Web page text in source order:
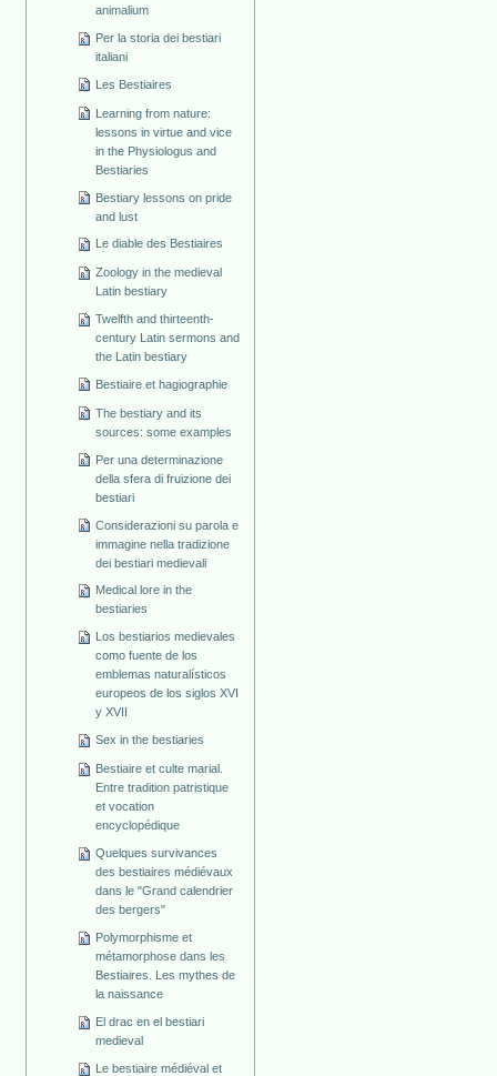
animalium
Per la storia dei bestiari
italiani
Les Bestiaires
Learning from nature:
lessons in virtue and vice
in the Physiologus and
Bestiaries
Bestiary lessons on pride
and lust
Le diable des Bestiaires
Zoology in the medieval
Latin bestiary
Twelfth and thirteenth-
century Latin sermons and
the Latin bestiary
Bestiaire et hagiographie
The bestiary and its
sources: some examples
Per una determinazione
della sfera di fruizione dei
bestiari
Considerazioni su parola e
immagine nella tradizione
dei bestiari medievali
Medical lore in the
bestiaries
Los bestiarios medievales
como fuente de los
emblemas naturalísticos
europeos de los siglos XVI
y XVII
Sex in the bestiaries
Bestiaire et culte marial.
Entre tradition patristique
et vocation
encyclopédique
Quelques survivances
des bestiaires médiévaux
dans le "Grand calendrier
des bergers"
Polymorphisme et
métamorphose dans les
Bestiaires. Les mythes de
la naissance
El drac en el bestiari
medieval
Le bestiaire médiéval et